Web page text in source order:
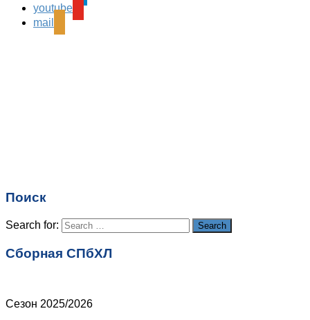
Ваш адрес email не будет опубликован.
поля помечены
youtube
mail
Поиск
Search for: Search
Сборная СПбХЛ
Сезон 2025/2026